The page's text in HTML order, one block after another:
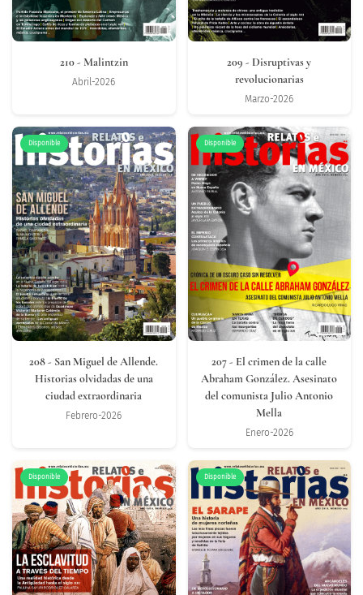
210- Malintzin
Abril-2026
209 - Disruptivas y
revolucionarias
Marzo-2026
Disponible
208- San Miguel de Allende.
Historias olvidadas de una
ciudad extraordinaria
Febrero-2026
Disponible
207- El crimen de la calle
Abraham González. Asesinato
del comunista Julio Antonio
Mella
Enero-2026
Disponible Disponible